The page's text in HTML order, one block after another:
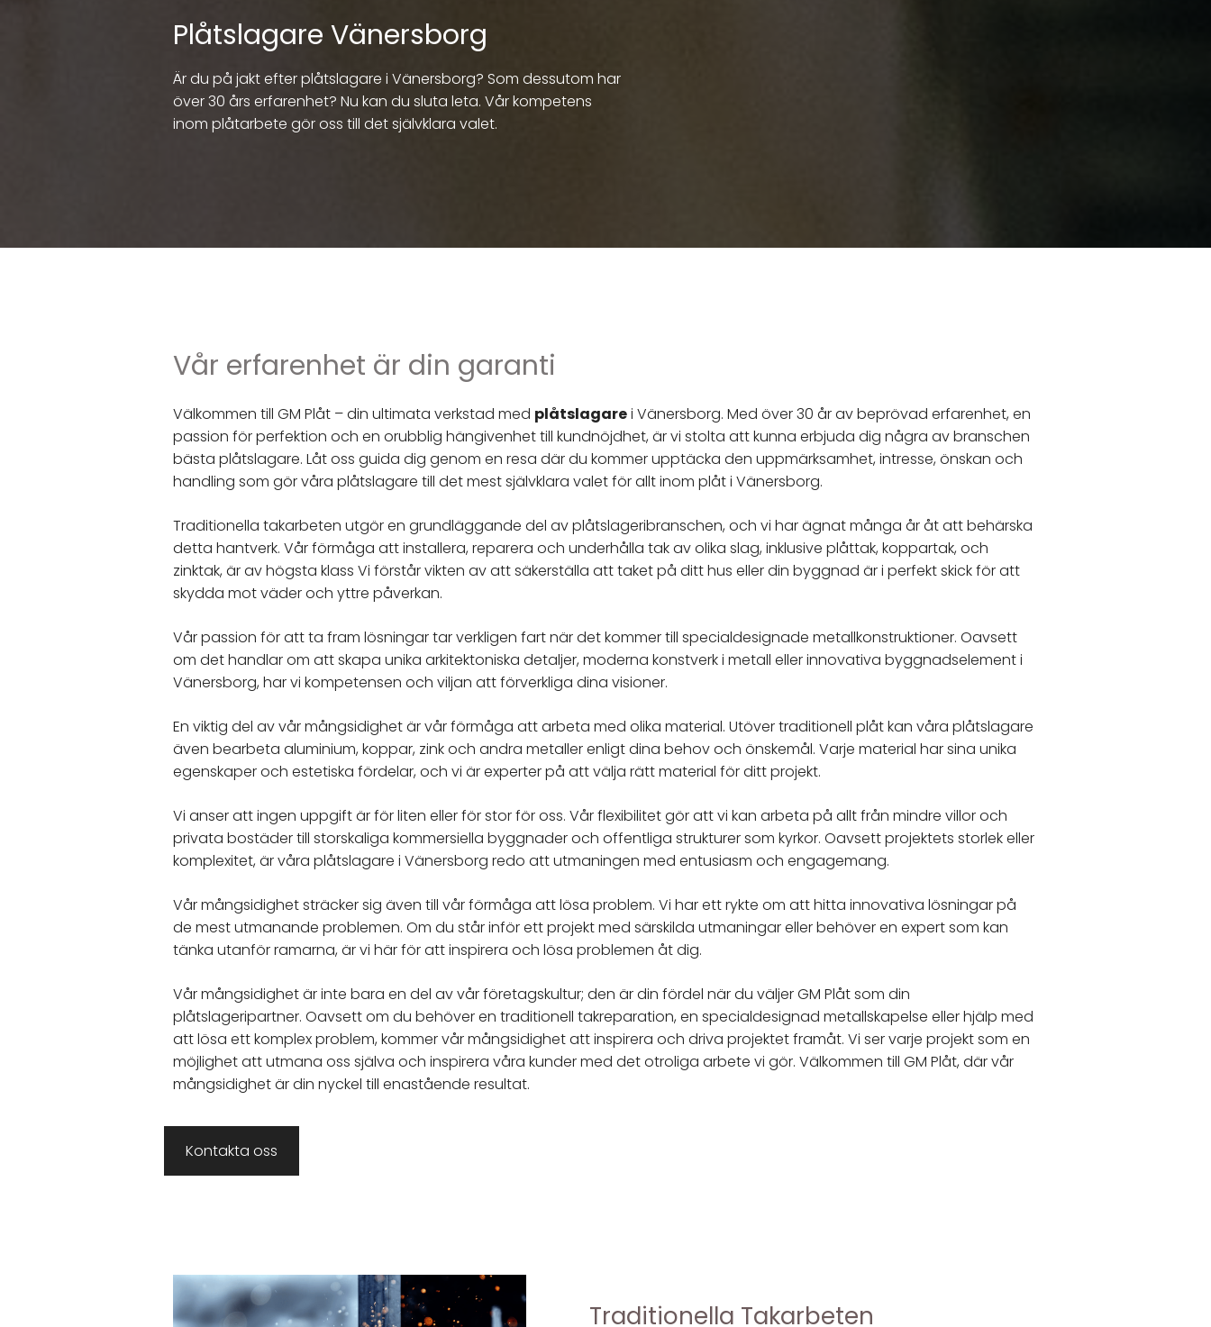
Plåtslagare Vänersborg
Är du på jakt efter plåtslagare i Vänersborg? Som dessutom har
över 30 års erfarenhet? Nu kan du sluta leta. Vår kompetens
inom plåtarbete gör oss till det självklara valet.
Vår erfarenhet är din garanti
Välkommen till GM Plåt – din ultimata verkstad med plåtslagarei Vänersborg. Med över 30 år av beprövad erfarenhet, en
passion för perfektion och en orubblig hängivenhet till kundnöjdhet, är vi stolta att kunna erbjuda dig några av branschen
bästa plåtslagare. Låt oss guida dig genom en resa där du kommer upptäcka den uppmärksamhet, intresse, önskan och
handling som gör våra plåtslagare till det mest självklara valet för allt inom plåt i Vänersborg.
Traditionella takarbeten utgör en grundläggande del av plåtslageribranschen, och vi har ägnat många år åt att behärska
detta hantverk. Vår förmåga att installera, reparera och underhålla tak av olika slag, inklusive plåttak, koppartak, och
zinktak, är av högsta klass Vi förstår vikten av att säkerställa att taket på ditt hus eller din byggnad är i perfekt skick för att
skydda mot väder och yttre påverkan.
Vår passion för att ta fram lösningar tar verkligen fart när det kommer till specialdesignade metallkonstruktioner. Oavsett
om det handlar om att skapa unika arkitektoniska detaljer, moderna konstverk i metall eller innovativa byggnadselement i
Vänersborg, har vi kompetensen och viljan att förverkliga dina visioner.
En viktig del av vår mångsidighet är vår förmåga att arbeta med olika material. Utöver traditionell plåt kan våra plåtslagare
även bearbeta aluminium, koppar, zink och andra metaller enligt dina behov och önskemål. Varje material har sina unika
egenskaper och estetiska fördelar, och vi är experter på att välja rätt material för ditt projekt.
Vi anser att ingen uppgift är för liten eller för stor för oss. Vår flexibilitet gör att vi kan arbeta på allt från mindre villor och
privata bostäder till storskaliga kommersiella byggnader och offentliga strukturer som kyrkor. Oavsett projektets storlek eller
komplexitet, är våra plåtslagare i Vänersborg redo att utmaningen med entusiasm och engagemang.
Vår mångsidighet sträcker sig även till vår förmåga att lösa problem. Vi har ett rykte om att hitta innovativa lösningar på
de mest utmanande problemen. Om du står inför ett projekt med särskilda utmaningar eller behöver en expert som kan
tänka utanför ramarna, är vi här för att inspirera och lösa problemen åt dig.
Vår mångsidighet är inte bara en del av vår företagskultur; den är din fördel när du väljer GM Plåt som din
plåtslageripartner. Oavsett om du behöver en traditionell takreparation, en specialdesignad metallskapelse eller hjälp med
att lösa ett komplex problem, kommer vår mångsidighet att inspirera och driva projektet framåt. Vi ser varje projekt som en
möjlighet att utmana oss själva och inspirera våra kunder med det otroliga arbete vi gör. Välkommen till GM Plåt, där vår
mångsidighet är din nyckel till enastående resultat.
Kontakta oss
Traditionella Takarbeten